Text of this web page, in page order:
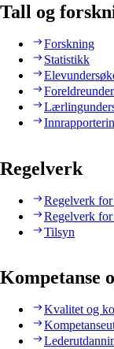
Tall og
Forskning
Statistikk
Regelverk
Regelverk for
Regelverk
Tilsyn
Kompetanse
Kvalitet og